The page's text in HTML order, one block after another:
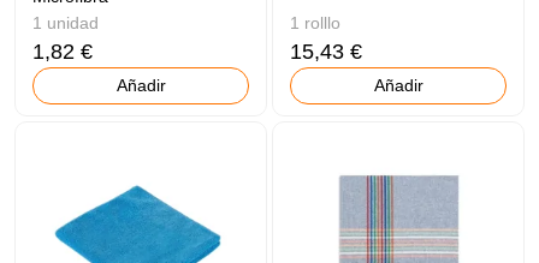
1 unidad
1,82 €
Añadir
1 rolllo
15,43 €
Añadir